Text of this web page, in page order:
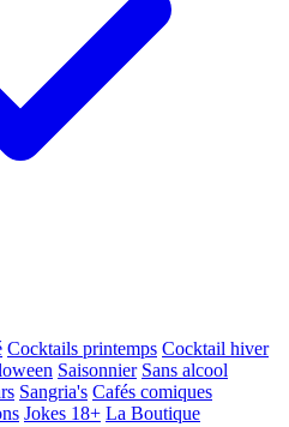
Cocktails printemps Cocktail hiver
Saisonnier Sans alcool
Sangria's Cafés comiques
Jokes 18+ La Boutique